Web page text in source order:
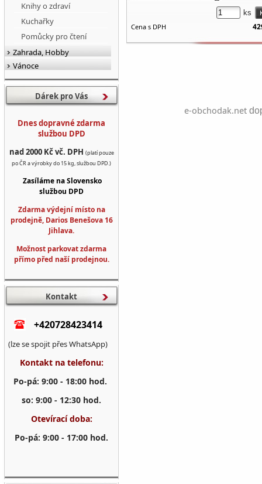
ks
Cena s DPH
e-obchodak.net
Knihy o zdraví
Kuchařky
Pomůcky pro čtení
Zahrada, Hobby
Vánoce
Dárek pro Vás
Dnes dopravné zdarma
službou DPD
nad 2000 Kč vč. DPH (platí pouze
po ČR a výrobky do 15 kg, službou DPD.)
Zasíláme na Slovensko
službou DPD
Zdarma výdejní místo na
prodejně, Darios Benešova 16
Jihlava.
Možnost parkovat zdarma
přímo před naší prodejnou.
Kontakt
+420728423414
(lze se spojit přes WhatsApp)
Kontakt na telefonu:
Po-pá: 9:00 - 18:00 hod.
so: 9:00 - 12:30 hod.
Otevírací doba:
Po-pá: 9:00 - 17:00 hod.